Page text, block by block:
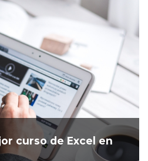
curso de Excel en